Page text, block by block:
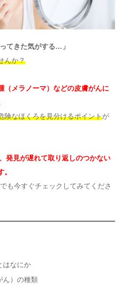
てきた気がする…」
んか？
（メラノーマ）などの皮膚がんに
険なほくろを見分けるポイントが
発見が遅れて取り返しのつかない
も今すぐチェックしてみてくださ
はなにか
ん）の種類